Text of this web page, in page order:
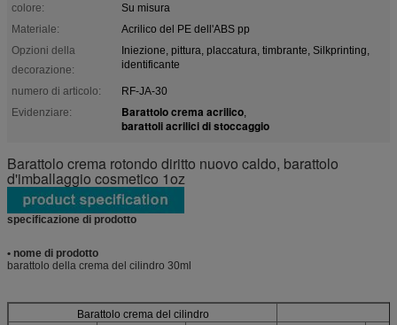
colore:
Su misura
Materiale:
Acrilico del PE dell'ABS pp
Opzioni della
decorazione:
Iniezione, pittura, placcatura, timbrante, Silkprinting,
identificante
numero di articolo:
RF-JA-30
Evidenziare:
Barattolo crema acrilico,
barattoli acrilici di stoccaggio
Barattolo crema rotondo diritto nuovo caldo, barattolo
d'imballaggio cosmetico 1oz
specificazione di prodotto
• nome di prodotto
barattolo della crema del cilindro 30ml
Barattolo crema del cilindro